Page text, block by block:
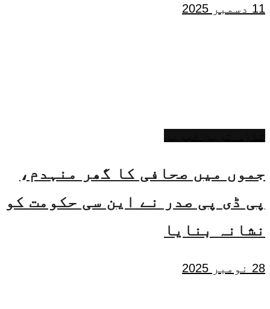
11 دسمبر 2025
جموں میں صحافی کا گھر منہدم،
پی ڈی پی صدر نے این سی حکومت کو
نشانہ بنایا
28 نومبر 2025